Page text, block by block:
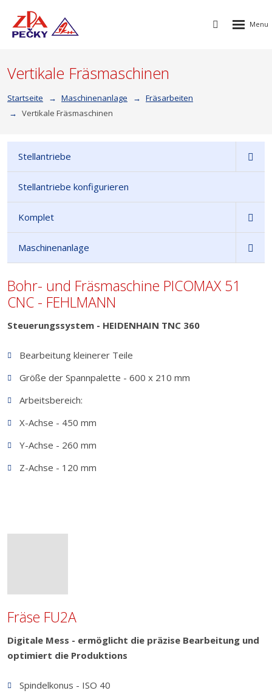
Vyhledávání
Rozbalení
Vertikale Fräsmaschinen
Startseite Maschinenanlage
Fräsarbeiten
Vertikale Fräsmaschinen
Stellantriebe
Stellantriebe konfigurieren
Komplet
Maschinenanlage
Bohr- und Fräsmaschine PICOMAX 51
CNC - FEHLMANN
Steuerungssystem - HEIDENHAIN TNC 360
Bearbeitung kleinerer Teile
Größe der Spannpalette - 600 x 210 mm
Arbeitsbereich:
X-Achse - 450 mm
Y-Achse - 260 mm
Z-Achse - 120 mm
Fräse FU2A
Digitale Mess - ermöglicht die präzise Bearbeitung und
optimiert die Produktions
Spindelkonus - ISO 40